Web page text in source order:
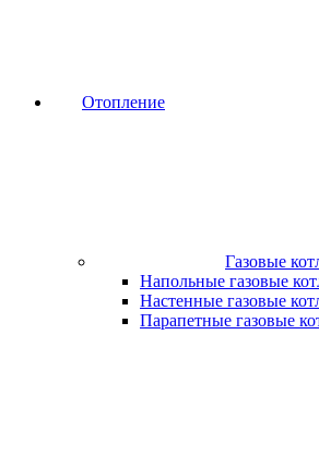
Отопление
Газовые
Напольные газовые
Настенные газовые
Парапетные газовые